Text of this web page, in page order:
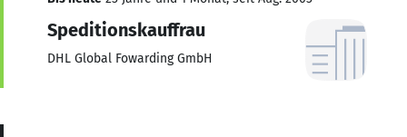
Speditionskauffrau
DHL Global Fowarding GmbH